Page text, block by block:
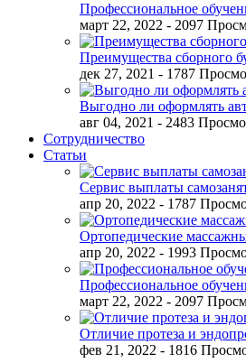
Профессиональное
март 22, 2022 - 2097
Преимущества сборного
дек 27, 2021 - 1787
Выгодно ли оформлять
авг 04, 2021 - 2483
Сотрудничество
Статьи
Сервис выплаты
апр 20, 2022 - 1787
Ортопедические
апр 20, 2022 - 1993
Профессиональное
март 22, 2022 - 2097
Отличие протеза и
фев 21, 2022 - 1816